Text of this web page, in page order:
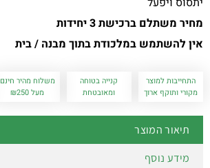
מחיר משתלם ברכישת 3 יחידות
אין להשתמש במלכודת בתוך מבנה / בית
התחייבות למוצר
מקורי ותוקף ארוך
קנייה בטוחה
ומאובטחת
משלוח מהיר חינם
מעל ₪250
תיאור המוצר
מידע נוסף